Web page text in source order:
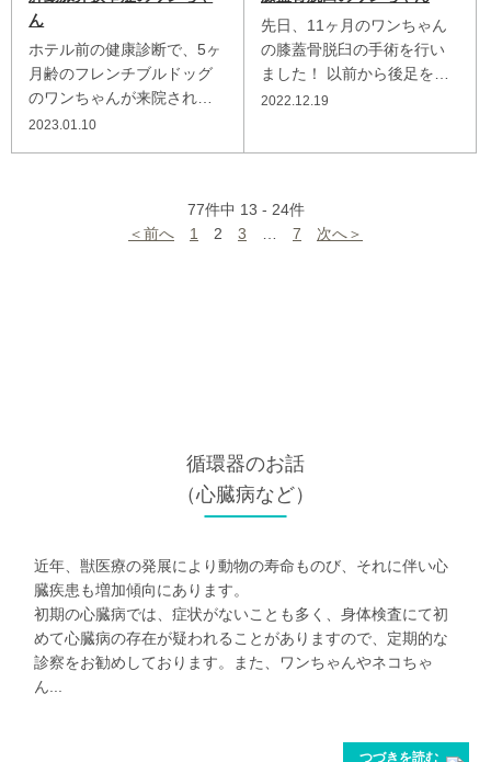
ん
ホテル前の健康診断で、5ヶ
月齢のフレンチブルドッグ
のワンちゃんが来院され、
胸の音を聞いたところ、心
2023.01.10
先日、11ヶ月のワンちゃん
の膝蓋骨脱臼の手術を行い
ました！ 以前から後足をケ
ンケンしたりするとの事
2022.12.19
77件中 13 - 24件
＜前へ
1 2 3 7 次へ＞
循環器のお話
（心臓病など）
近年、獣医療の発展により動物の寿命ものび、それに伴い心
臓疾患も増加傾向にあります。
初期の心臓病では、症状がないことも多く、身体検査にて初
めて心臓病の存在が疑われることがありますので、定期的な
診察をお勧めしております。また、ワンちゃんやネコちゃ
ん...
つづきを読む